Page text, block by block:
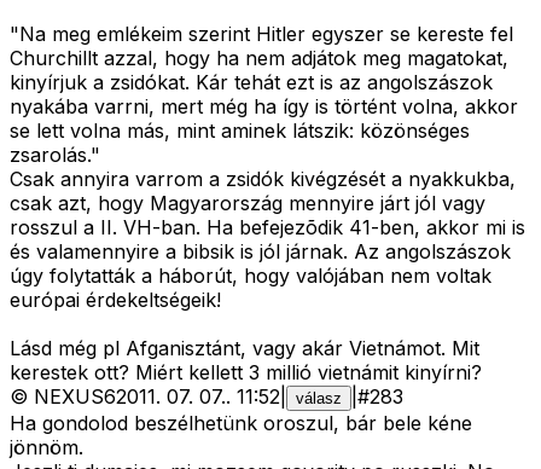
"Na meg emlékeim szerint Hitler egyszer se kereste fel
Churchillt azzal, hogy ha nem adjátok meg magatokat,
kinyírjuk a zsidókat. Kár tehát ezt is az angolszászok
nyakába varrni, mert még ha így is történt volna, akkor
se lett volna más, mint aminek látszik: közönséges
zsarolás."
Csak annyira varrom a zsidók kivégzését a nyakkukba,
csak azt, hogy Magyarország mennyire járt jól vagy
rosszul a II. VH-ban. Ha befejezõdik 41-ben, akkor mi is
és valamennyire a bibsik is jól járnak. Az angolszászok
úgy folytatták a háborút, hogy valójában nem voltak
európai érdekeltségeik!
Lásd még pl Afganisztánt, vagy akár Vietnámot. Mit
kerestek ott? Miért kellett 3 millió vietnámit kinyírni?
© NEXUS62011. 07. 07.. 11:52 válasz #283
Ha gondolod beszélhetünk oroszul, bár bele kéne
jönnöm.